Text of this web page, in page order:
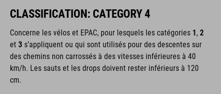
CLASSIFICATION: CATEGORY 4
Concerne les vélos et EPAC, pour lesquels les catégories 1, 2
et 3 s’appliquent ou qui sont utilisés pour des descentes sur
des chemins non carrossés à des vitesses inférieures à 40
km/h. Les sauts et les drops doivent rester inférieurs à 120
cm.